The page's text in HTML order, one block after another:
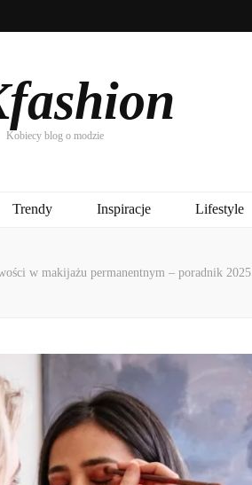
Kobiecy blog o modzie
Trendy Inspiracje Lifestyle
w makijażu permanentnym – poradnik 2025